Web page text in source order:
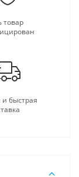
товар
быстрая